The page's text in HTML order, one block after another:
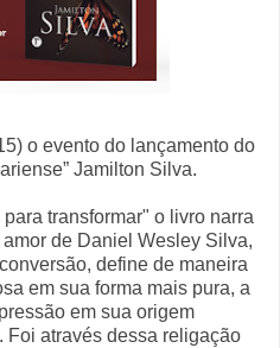
o evento do lançamento do
Jamilton Silva.
transformar" o livro narra
de Daniel Wesley Silva,
define de maneira
em sua forma mais pura, a
em sua origem
através dessa religação